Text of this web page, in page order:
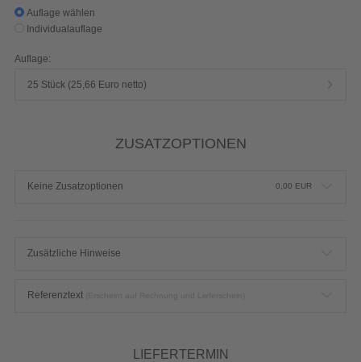
Auflage wählen
Individualauflage
Auflage:
25 Stück (25,66 Euro netto)
ZUSATZOPTIONEN
Keine Zusatzoptionen 0,00 EUR
Zusätzliche Hinweise
Referenztext
LIEFERTERMIN